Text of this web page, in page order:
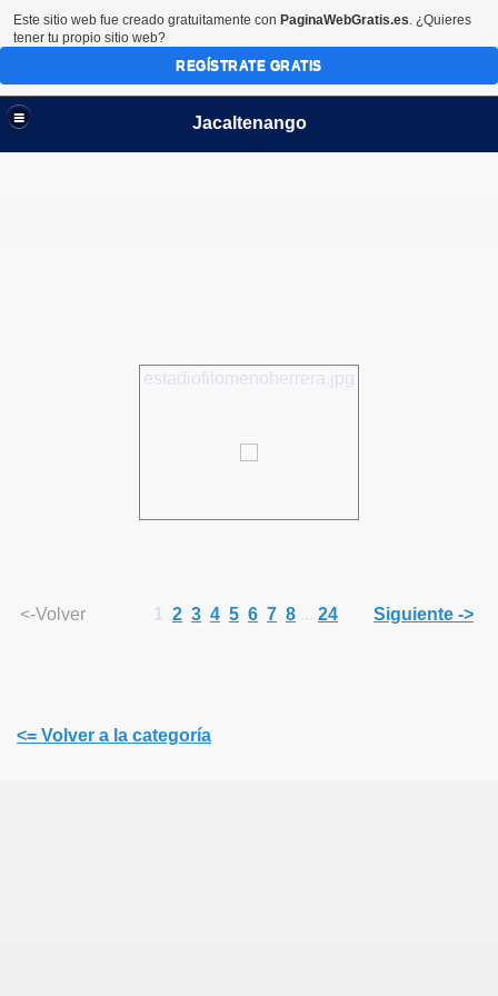
Jacaltenango
estadiofilomenoherrera.jpg
<-Volver 1 2 3 4 5 6 7 8 ... 24 Siguiente ->
<= Volver a la categoría
Este sitio web fue creado gratuitamente con PaginaWebGratis.es. ¿Quieres
tener tu propio sitio web?
REGÍSTRATE GRATIS